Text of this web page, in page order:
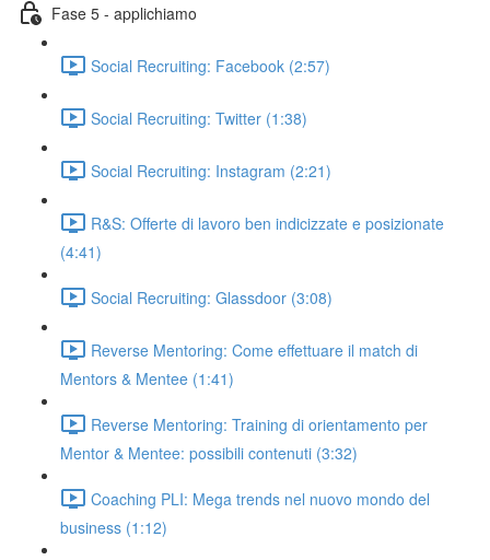
Fase 5 - applichiamo
Social Recruiting: Facebook (2:57)
Social Recruiting: Twitter (1:38)
Social Recruiting: Instagram (2:21)
R&S: Offerte di lavoro ben indicizzate e posizionate
(4:41)
Social Recruiting: Glassdoor (3:08)
Reverse Mentoring: Come effettuare il match di
Mentors & Mentee (1:41)
Reverse Mentoring: Training di orientamento per
Mentor & Mentee: possibili contenuti (3:32)
Coaching PLI: Mega trends nel nuovo mondo del
business (1:12)